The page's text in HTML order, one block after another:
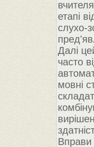
етапі
слухо-
Далі
часто
мовні
Вправи